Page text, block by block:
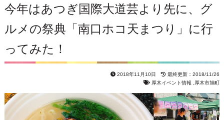
今年はあつぎ国際大道芸より先に、グ
ルメの祭典「南口ホコ天まつり」に行
ってみた！
2018年11月10日
最終更新：2018/11/26
厚木イベント情報
厚木市旭町